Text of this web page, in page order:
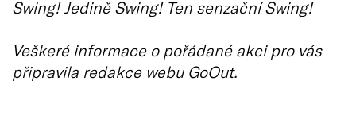
Swing! Jedině Swing! Ten senzační Swing!
Veškeré informace o pořádané akci pro vás
připravila redakce webu GoOut.